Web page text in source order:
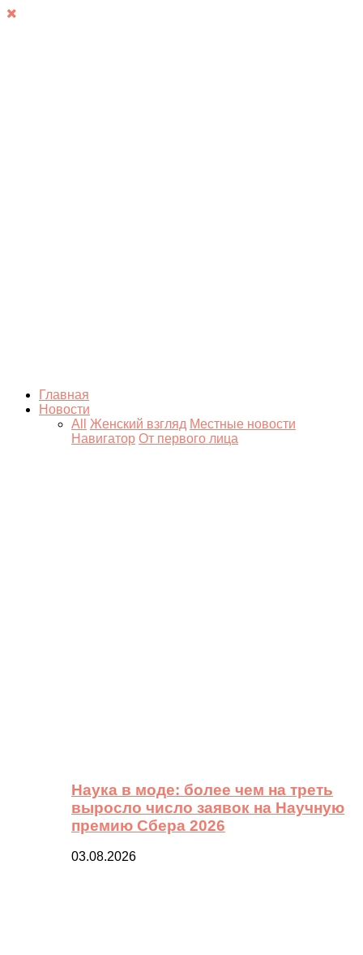
Главная
Новости
All
Женский взгляд Местные новости
Навигатор От первого лица
Наука в моде: более чем на треть
выросло число заявок на Научную
премию Сбера 2026
03.08.2026